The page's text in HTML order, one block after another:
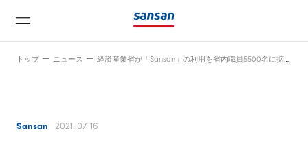
トップ ニュース
Sansan 2021. 07. 16